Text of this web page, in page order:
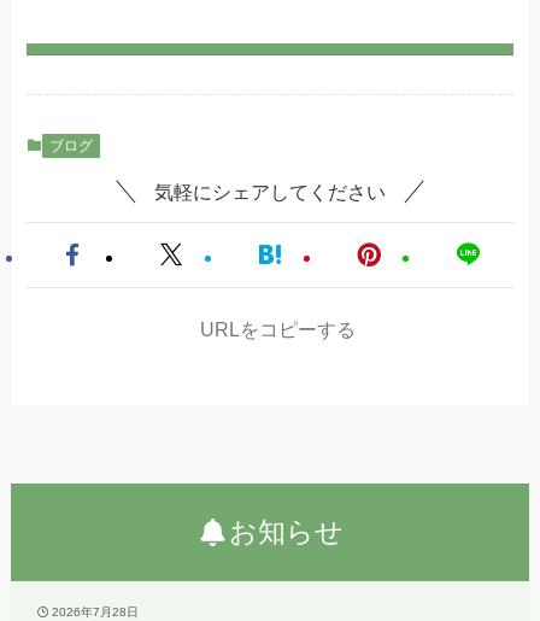
ブログ
気軽にシェアしてください
URLをコピーする
お知らせ
2026年7月28日